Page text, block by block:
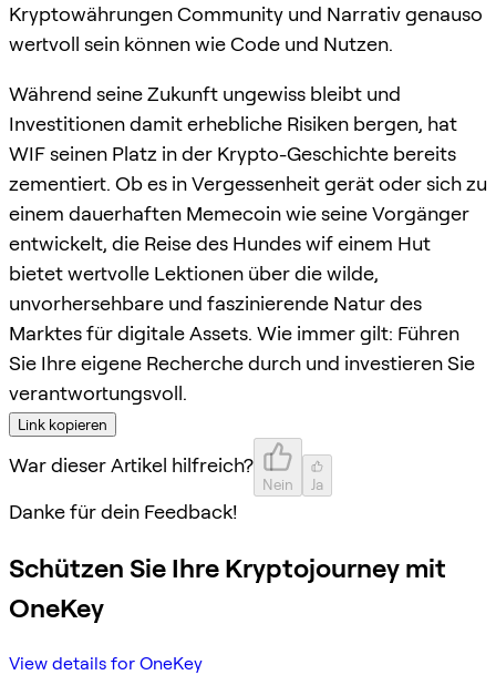
Kryptowährungen Community und Narrativ genauso
wertvoll sein können wie Code und Nutzen.
Während seine Zukunft ungewiss bleibt und
Investitionen damit erhebliche Risiken bergen, hat
WIF seinen Platz in der Krypto-Geschichte bereits
zementiert. Ob es in Vergessenheit gerät oder sich zu
einem dauerhaften Memecoin wie seine Vorgänger
entwickelt, die Reise des Hundes wif einem Hut
bietet wertvolle Lektionen über die wilde,
unvorhersehbare und faszinierende Natur des
Marktes für digitale Assets. Wie immer gilt: Führen
Sie Ihre eigene Recherche durch und investieren Sie
verantwortungsvoll.
Link kopieren
War dieser Artikel hilfreich?
Nein Ja
Danke für dein Feedback!
Schützen Sie Ihre Kryptojourney mit
OneKey
View details for OneKey